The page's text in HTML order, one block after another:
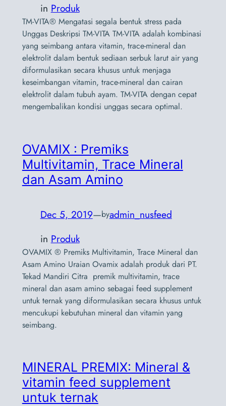
in Produk
TM-VITA® Mengatasi segala bentuk stress pada
Unggas Deskripsi TM-VITA TM-VITA adalah kombinasi
yang seimbang antara vitamin, trace-mineral dan
elektrolit dalam bentuk sediaan serbuk larut air yang
diformulasikan secara khusus untuk menjaga
keseimbangan vitamin, trace-mineral dan cairan
elektrolit dalam tubuh ayam. TM-VITA dengan cepat
mengembalikan kondisi unggas secara optimal.
OVAMIX : Premiks
Multivitamin, Trace Mineral
dan Asam Amino
Dec 5, 2019—byadmin_nusfeed
in Produk
OVAMIX ® Premiks Multivitamin, Trace Mineral dan
Asam Amino Uraian Ovamix adalah produk dari PT.
Tekad Mandiri Citra premik multivitamin, trace
mineral dan asam amino sebagai feed supplement
untuk ternak yang diformulasikan secara khusus untuk
mencukupi kebutuhan mineral dan vitamin yang
seimbang.
MINERAL PREMIX: Mineral &
vitamin feed supplement
untuk ternak